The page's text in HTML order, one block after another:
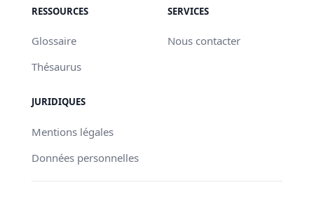
RESSOURCES
Glossaire
Thésaurus
SERVICES
Nous contacter
JURIDIQUES
Mentions légales
Données personnelles